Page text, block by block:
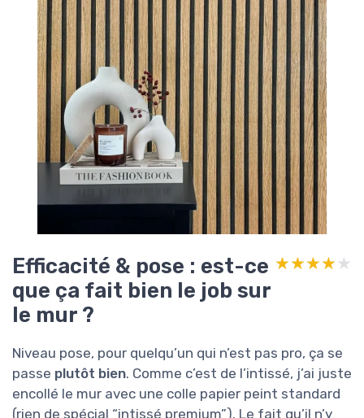
Efficacité & pose : est-ce
que ça fait bien le job sur
le mur ?
★★★★★
★★★★★
Niveau pose, pour quelqu’un qui n’est pas pro, ça se
passe plutôt bien. Comme c’est de l’intissé, j’ai juste
encollé le mur avec une colle papier peint standard
(rien de spécial “intissé premium”). Le fait qu’il n’y